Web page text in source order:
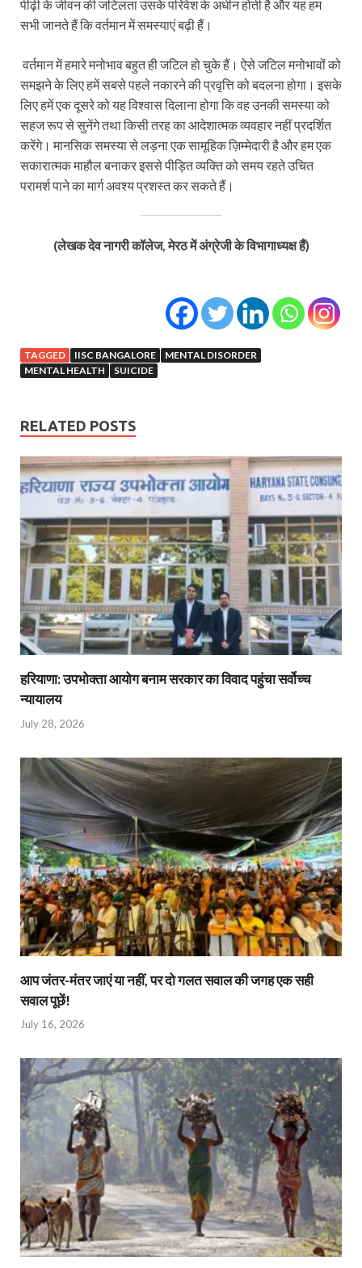
पीढ़ी के जीवन की जटिलता उसके परिवेश के अधीन होती है और यह हम
सभी जानते हैं कि वर्तमान में समस्याएं बढ़ी हैं।
वर्तमान में हमारे मनोभाव बहुत ही जटिल हो चुके हैं। ऐसे जटिल मनोभावों को
समझने के लिए हमें सबसे पहले नकारने की प्रवृत्ति को बदलना होगा। इसके
लिए हमें एक दूसरे को यह विश्वास दिलाना होगा कि वह उनकी समस्या को
सहज रूप से सुनेंगे तथा किसी तरह का आदेशात्मक व्यवहार नहीं प्रदर्शित
करेंगे। मानसिक समस्या से लड़ना एक सामूहिक ज़िम्मेदारी है और हम एक
सकारात्मक माहौल बनाकर इससे पीड़ित व्यक्ति को समय रहते उचित
परामर्श पाने का मार्ग अवश्य प्रशस्त कर सकते हैं।
(लेखक देव नागरी कॉलेज, मेरठ में अंग्रेजी के विभागाध्यक्ष हैं)
TAGGED IISC BANGALORE
MENTAL DISORDER
MENTAL HEALTH
SUICIDE
RELATED POSTS
हरियाणा: उपभोक्ता आयोग बनाम सरकार का विवाद पहुंचा सर्वोच्च
न्यायालय
July 28, 2026
आप जंतर-मंतर जाएं या नहीं, पर दो गलत सवाल की जगह एक सही
सवाल पूछें!
July 16, 2026